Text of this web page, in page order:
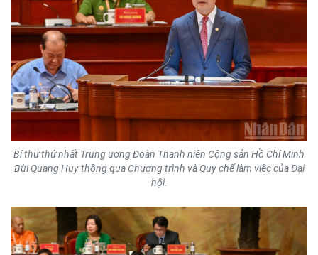
FRANÇAIS
РУССКИЙ
ESPAÑOL
한국어
Bí thư thứ nhất Trung ương Đoàn Thanh niên Cộng sản Hồ Chí Minh
Bùi Quang Huy thông qua Chương trình và Quy chế làm việc của Đại
hội.